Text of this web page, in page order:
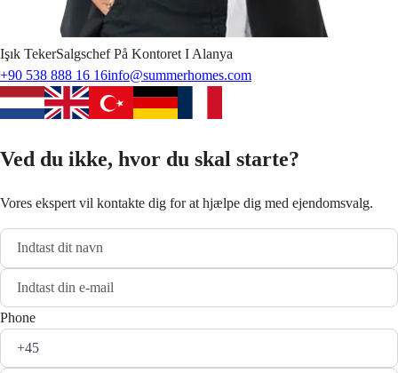
Işık TekerSalgschef På Kontoret I Alanya
+90 538 888 16 16info@summerhomes.com
Ved du ikke, hvor du skal starte?
Vores ekspert vil kontakte dig for at hjælpe dig med ejendomsvalg.
Phone